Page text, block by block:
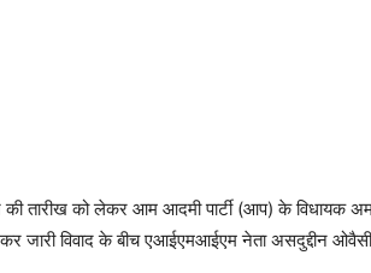
तारीख को लेकर आम आदमी पार्टी (आप) के विधायक
जारी विवाद के बीच एआईएमआईएम नेता असदुद्दीन